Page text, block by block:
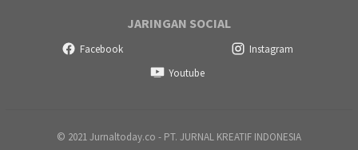
JARINGAN SOCIAL
Facebook
Instagram
Youtube
© 2021 Jurnaltoday.co - PT. JURNAL KREATIF INDONESIA